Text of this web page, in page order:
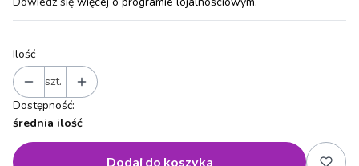
Ilość
szt.
Dostępność:
średnia ilość
Dodaj do koszyka